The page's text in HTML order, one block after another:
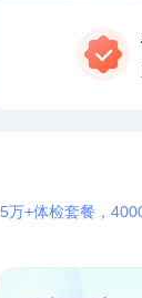
4分钟前
成功预约
7分钟前
5万+体检套餐，